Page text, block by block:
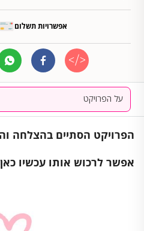
אפשרויות תשלום
על הפרויקט
הפרויקט הסתיים בהצלחה
אפשר לרכוש אותו עכשיו